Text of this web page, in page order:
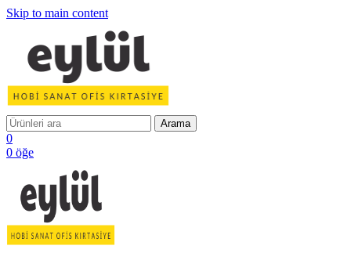
Skip to main content
Arama
0
0 öğe